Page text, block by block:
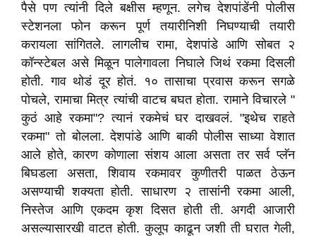
पैसे पण त्यांनी दिले बक्षीस म्हणून. लगेच देशपांडेंनी पोलीस
स्टेशनला फोन करून पूर्ण तयारीनिशी निघण्याची तयारी
करायला सांगितले. लागलीच रामा, देशपांडे आणि सोबत २
कॉन्स्टेबल असे मिळून पालेगावला निघाले जिथं रकमा दिसली
होती. गाव थोडं दूर होतं. १० तासाचा प्रवास करून सगळे
पोचले, रामाचा मित्र त्यांची वाटच बघत होता. रामाने विचारले "
कुठं आहे रकमा"? त्यानं रकमेचं घर दाखवलं. "इथेच राहते
रकमा" तो बोलला. देशपांडे आणि बाकी पोलीस साध्या वेशात
आले होते, कारण कोणाला संशय आला असता तर सर्व प्लॅन
बिघडला असता, शिवाय रकमावर कुणीतरी पाळत ठेऊन
असण्याची शक्यता होती. साधारण २ तासांनी रकमा आली,
निस्तेज आणि एकदम कृश दिसत होती ती. अगदी आजारी
असल्यासारखी वाटत होती. कुलूप काढून जशी ती घरात गेली,